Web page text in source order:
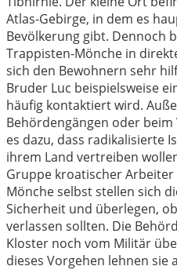
Atlas-Gebirge, in dem es
Bevölkerung gibt. Dennoch
Trappisten-Mönche in
sich den Bewohnern sehr
Bruder Luc beispielsweise
häufig kontaktiert wird.
Behördengängen oder
es dazu, dass radikalisierte
ihrem Land vertreiben
Gruppe kroatischer
Mönche selbst stellen sich
Sicherheit und überlegen,
verlassen sollten. Die
Kloster noch vom Militär
dieses Vorgehen lehnen sie